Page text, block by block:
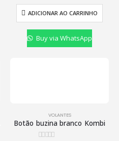
ADICIONAR AO CARRINHO
Buy via WhatsApp
VOLANTES
Botão buzina branco Kombi